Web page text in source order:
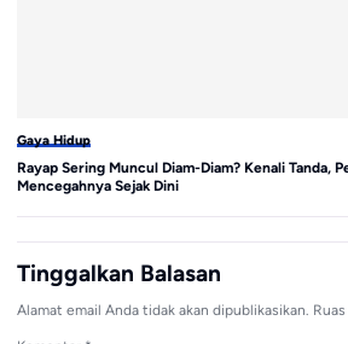
Gaya Hidup
Rayap Sering Muncul Diam-Diam? Kenali Tanda,
Mencegahnya Sejak Dini
Tinggalkan Balasan
Alamat email Anda tidak akan dipublikasikan.